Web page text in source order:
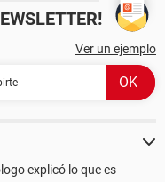
Ver un ejemplo
explicó lo que es